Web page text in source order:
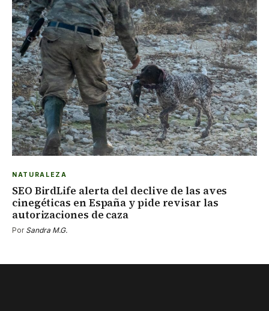
NATURALEZA
SEO BirdLife alerta del declive de las aves
cinegéticas en España y pide revisar las
autorizaciones de caza
Por Sandra M.G.